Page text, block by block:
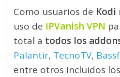
Como usuarios de Kodi
uso de IPVanish VPN
total a todos los
Palantir, TecnoTV,
entre otros incluidos